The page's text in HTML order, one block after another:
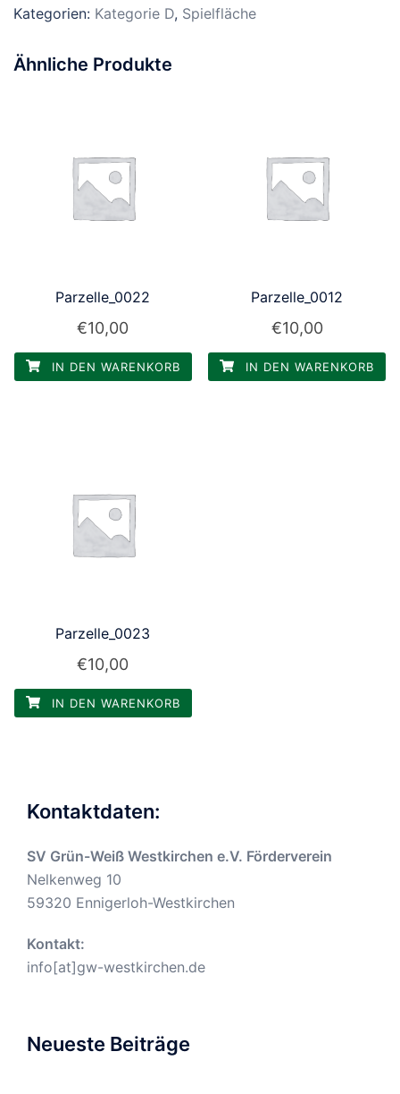
Kategorien: Kategorie D, Spielfläche
Ähnliche Produkte
Parzelle_0022
€10,00
IN DEN WARENKORB
Parzelle_0012
€10,00
IN DEN WARENKORB
Parzelle_0023
€10,00
IN DEN WARENKORB
Kontaktdaten:
SV Grün-Weiß Westkirchen e.V. Förderverein
Nelkenweg 10
59320 Ennigerloh-Westkirchen
Kontakt:
info[at]gw-westkirchen.de
Neueste Beiträge